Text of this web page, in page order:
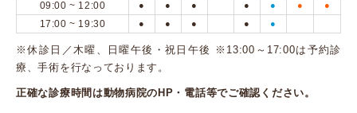
09:00 ~ 12:00
● ● ● ● ● ● ●
17:00 ~ 19:30 ● ● ● ● ●
※休診日／木曜、日曜午後・祝日午後 ※13:00～17:00は予約診
療、手術を行なっております。
正確な診療時間は動物病院のHP・電話等でご確認ください。